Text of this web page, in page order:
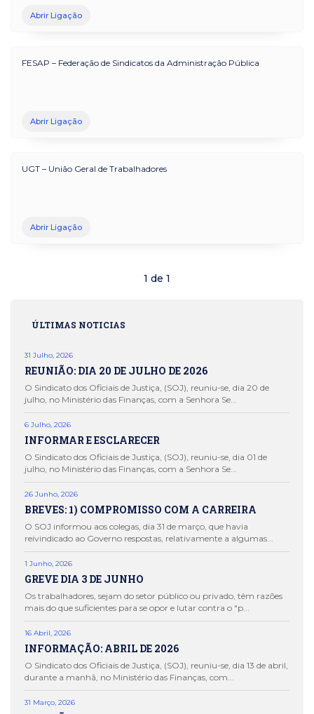
Abrir Ligação
FESAP – Federação de Sindicatos da Administração Pública
Abrir Ligação
UGT – União Geral de Trabalhadores
Abrir Ligação
1 de 1
ÚLTIMAS NOTICIAS
31 Julho, 2026
REUNIÃO: DIA 20 DE JULHO DE 2026
O Sindicato dos Oficiais de Justiça, (SOJ), reuniu-se, dia 20 de
julho, no Ministério das Finanças, com a Senhora Se...
6 Julho, 2026
INFORMAR E ESCLARECER
O Sindicato dos Oficiais de Justiça, (SOJ), reuniu-se, dia 01 de
julho, no Ministério das Finanças, com a Senhora Se...
26 Junho, 2026
BREVES: 1) COMPROMISSO COM A CARREIRA
O SOJ informou aos colegas, dia 31 de março, que havia
reivindicado ao Governo respostas, relativamente a algumas...
1 Junho, 2026
GREVE DIA 3 DE JUNHO
Os trabalhadores, sejam do setor público ou privado, têm razões
mais do que suficientes para se opor e lutar contra o "p...
16 Abril, 2026
INFORMAÇÃO: ABRIL DE 2026
O Sindicato dos Oficiais de Justiça, (SOJ), reuniu-se, dia 13 de abril,
durante a manhã, no Ministério das Finanças, com...
31 Março, 2026